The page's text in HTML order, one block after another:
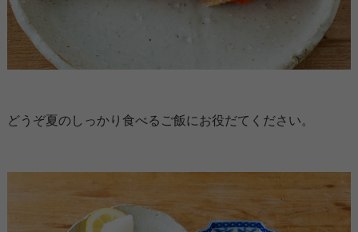
どうぞ夏のしっかり食べるご飯にお役だてください。